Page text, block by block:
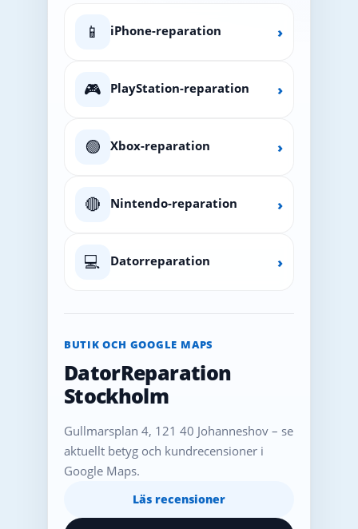
📱 iPhone-reparation ›
🎮 PlayStation-reparation ›
🟢 Xbox-reparation ›
🔴 Nintendo-reparation ›
💻 Datorreparation ›
BUTIK OCH GOOGLE MAPS
DatorReparation
Stockholm
Gullmarsplan 4, 121 40 Johanneshov – se
aktuellt betyg och kundrecensioner i
Google Maps.
Läs recensioner